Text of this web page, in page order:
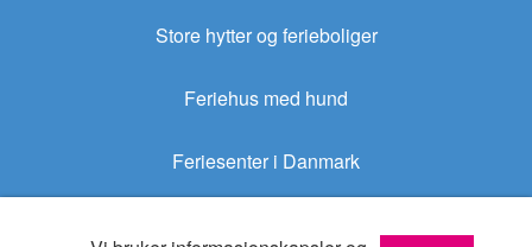
Store hytter og ferieboliger
Feriehus med hund
Feriesenter i Danmark
Sommerhus.no